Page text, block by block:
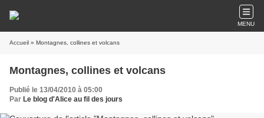
MENU
Accueil » Montagnes, collines et volcans
Montagnes, collines et volcans
Publié le 13/04/2010 à 05:00
Par Le blog d'Alice au fil des jours